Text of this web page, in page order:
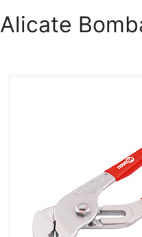
Alicate